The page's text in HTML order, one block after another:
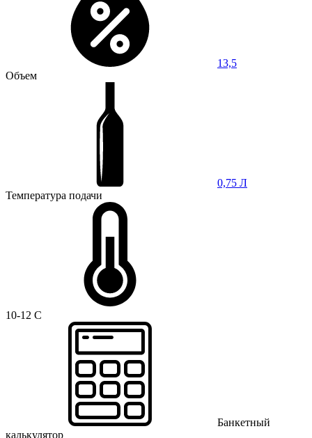
13,5
Объем
0,75 Л
Температура подачи
10-12 C
Банкетный
калькулятор